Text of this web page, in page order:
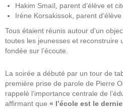
Hakim Smaïl, parent d’élève et
Irène Korsakissok, parent
Tous étaient réunis autour d’un
toutes les jeunesses et reconstruire
fondée sur l’écoute.
La soirée a débuté par un tour de
première prise de parole de Pierre
rappelé l’importance centrale de
affirmant que « l’école est le